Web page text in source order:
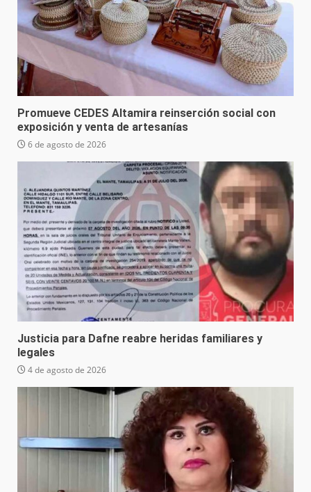
Promueve CEDES Altamira reinserción social con
exposición y venta de artesanías
6 de agosto de 2026
Justicia para Dafne reabre heridas familiares y
legales
4 de agosto de 2026